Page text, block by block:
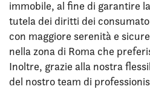
immobile, al fine di garantire
tutela dei diritti dei
con maggiore serenità e
nella zona di Roma che
Inoltre, grazie alla nostra
del nostro team di